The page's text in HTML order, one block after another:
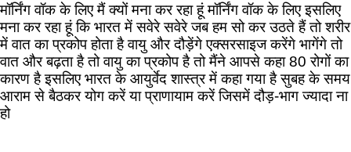
मॉर्निंग वॉक के लिए मैं क्यों मना कर रहा हूं मॉर्निंग वॉक के लिए इसलिए
मना कर रहा हूं कि भारत में सवेरे सवेरे जब हम सो कर उठते हैं तो शरीर
में वात का प्रकोप होता है वायु और दौड़ेंगे एक्सरसाइज करेंगे भागेंगे तो
वात और बढ़ता है तो वायु का प्रकोप है तो मैंने आपसे कहा 80 रोगों का
कारण है इसलिए भारत के आयुर्वेद शास्त्र में कहा गया है सुबह के समय
आराम से बैठकर योग करें या प्राणायाम करें जिसमें दौड़-भाग ज्यादा ना
हो